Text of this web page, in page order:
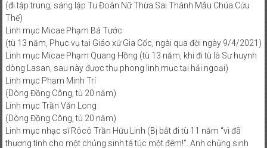
(đi tập trung, sáng lập Tu Đoàn Nữ Thừa Sai Thánh Mẫu Chúa Cứu
Thế)
Linh mục Micae Phạm Bá Tước
(tù 13 năm, Phục vụ tại Giáo xứ Gia Cốc, ngài qua đời ngày 9/4/2021)
Linh mục Micae Phạm Quang Hồng (tù 13 năm, khi đi tù là Sư huynh
dòng Lasan, sau này được thụ phong linh mục tại hải ngoại)
Linh mục Phạm Minh Trí
(Dòng Đồng Công, tù 20 năm)
Linh mục Trần Văn Long
(Dòng Đồng Công, tù 20 năm)
Linh mục nhạc sĩ Rôcô Trần Hữu Linh (Bị bắt đi tù 11 năm “vì đã
thương tình cho một chủng sinh tá túc một đêm!”. Anh chủng sinh